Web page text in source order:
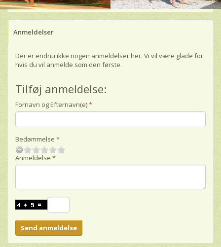
Anmeldelser
Der er endnu ikke nogen anmeldelser her. Vi vil være glade for
hvis du vil anmelde som den første.
Tilføj anmeldelse:
Fornavn og Efternavn(e)
Bedømmelse
Anmeldelse
Send anmeldelse